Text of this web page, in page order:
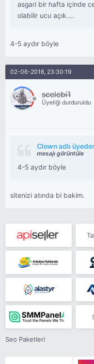
asgari bir hafta içinde
olabilir ucu açık....
4-5 aydır böyle
02-06-2016, 23:30:19
scelebi1
Üyeliği durduruldu
Clown adlı
mesajı görüntüle
4-5 aydır böyle
sitenizi atında bi bakim.
Seo Paketleri